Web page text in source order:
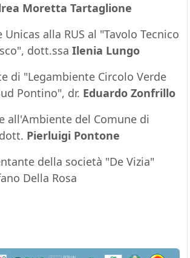
Moretta Tartaglione
Unicas alla RUS al "Tavolo Tecnico
dott.ssa Ilenia Lungo
di "Legambiente Circolo Verde
Pontino", dr. Eduardo Zonfrillo
all'Ambiente del Comune di
Pierluigi Pontone
della società "De Vizia"
Della Rosa